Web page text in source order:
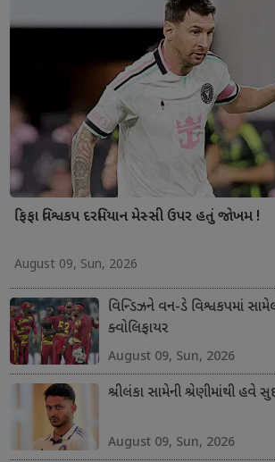
ફિફા વિશ્વકપ દરમિયાન મેસ્સી ઉપર હતું જોખમ !
August 09, Sun, 2026
વિન્ડિઝને વન-ડે વિશ્વકપમાં
ક્વોલિફાયર
August 09, Sun, 2026
શ્રીલંકા સામેની શ્રેણીમાંથી હવે
August 09, Sun, 2026